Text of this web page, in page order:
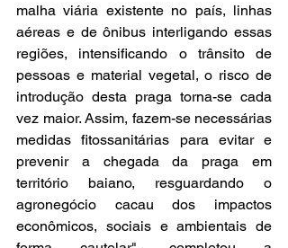
malha viária existente no país, linhas
aéreas e de ônibus interligando essas
regiões, intensificando o trânsito de
pessoas e material vegetal, o risco de
introdução desta praga torna-se cada
vez maior. Assim, fazem-se necessárias
medidas fitossanitárias para evitar e
prevenir a chegada da praga em
território baiano, resguardando o
agronegócio cacau dos impactos
econômicos, sociais e ambientais de